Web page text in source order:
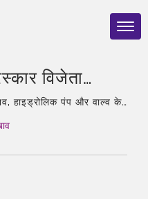
विजेता
– CML:
सिद्ध
हाइड्रोलिक पंप और वाल्व के
अनुभवी टीम, समृद्ध उत्पाद
वैश्विक वितरण।